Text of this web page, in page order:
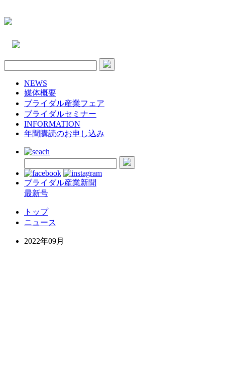
NEWS
媒体概要
ブライダル産業フェア
ブライダルセミナー
INFORMATION
年間購読のお申し込み
ブライダル産業新聞
最新号
トップ
ニュース
2022年09月